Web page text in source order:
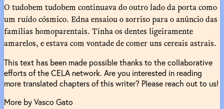
O tudobem tudobem continuava do outro lado da porta como
um ruído cósmico. Edna ensaiou o sorriso para o anúncio das
famílias homoparentais. Tinha os dentes ligeiramente
amarelos, e estava com vontade de comer uns cereais astrais.
This text has been made possible thanks to the collaborative
efforts of the CELA network. Are you interested in reading
more translated chapters of this writer? Please reach out to us!
More by Vasco Gato